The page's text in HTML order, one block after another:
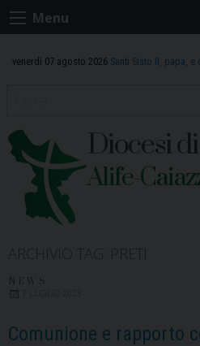
Skip
to
Menu
venerdì 07 agosto 2026 Santi Sisto II, papa, e
Diocesi di
Alife-
7 LUGLIO 2023
Comunione e rapporto